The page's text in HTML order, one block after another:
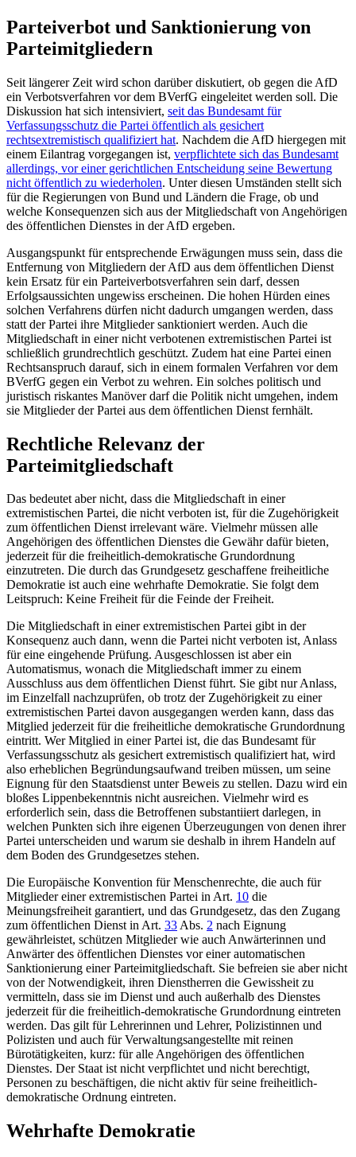
Parteiverbot und Sanktionierung von
Parteimitgliedern
Seit längerer Zeit wird schon darüber diskutiert, ob gegen die AfD
ein Verbotsverfahren vor dem BVerfG eingeleitet werden soll. Die
Diskussion hat sich intensiviert, seit das Bundesamt für
Verfassungsschutz die Partei öffentlich als gesichert
rechtsextremistisch qualifiziert hat. Nachdem die AfD hiergegen mit
einem Eilantrag vorgegangen ist, verpflichtete sich das Bundesamt
allerdings, vor einer gerichtlichen Entscheidung seine Bewertung
nicht öffentlich zu wiederholen. Unter diesen Umständen stellt sich
für die Regierungen von Bund und Ländern die Frage, ob und
welche Konsequenzen sich aus der Mitgliedschaft von Angehörigen
des öffentlichen Dienstes in der AfD ergeben.
Ausgangspunkt für entsprechende Erwägungen muss sein, dass die
Entfernung von Mitgliedern der AfD aus dem öffentlichen Dienst
kein Ersatz für ein Parteiverbotsverfahren sein darf, dessen
Erfolgsaussichten ungewiss erscheinen. Die hohen Hürden eines
solchen Verfahrens dürfen nicht dadurch umgangen werden, dass
statt der Partei ihre Mitglieder sanktioniert werden. Auch die
Mitgliedschaft in einer nicht verbotenen extremistischen Partei ist
schließlich grundrechtlich geschützt. Zudem hat eine Partei einen
Rechtsanspruch darauf, sich in einem formalen Verfahren vor dem
BVerfG gegen ein Verbot zu wehren. Ein solches politisch und
juristisch riskantes Manöver darf die Politik nicht umgehen, indem
sie Mitglieder der Partei aus dem öffentlichen Dienst fernhält.
Rechtliche Relevanz der
Parteimitgliedschaft
Das bedeutet aber nicht, dass die Mitgliedschaft in einer
extremistischen Partei, die nicht verboten ist, für die Zugehörigkeit
zum öffentlichen Dienst irrelevant wäre. Vielmehr müssen alle
Angehörigen des öffentlichen Dienstes die Gewähr dafür bieten,
jederzeit für die freiheitlich-demokratische Grundordnung
einzutreten. Die durch das Grundgesetz geschaffene freiheitliche
Demokratie ist auch eine wehrhafte Demokratie. Sie folgt dem
Leitspruch: Keine Freiheit für die Feinde der Freiheit.
Die Mitgliedschaft in einer extremistischen Partei gibt in der
Konsequenz auch dann, wenn die Partei nicht verboten ist, Anlass
für eine eingehende Prüfung. Ausgeschlossen ist aber ein
Automatismus, wonach die Mitgliedschaft immer zu einem
Ausschluss aus dem öffentlichen Dienst führt. Sie gibt nur Anlass,
im Einzelfall nachzuprüfen, ob trotz der Zugehörigkeit zu einer
extremistischen Partei davon ausgegangen werden kann, dass das
Mitglied jederzeit für die freiheitliche demokratische Grundordnung
eintritt. Wer Mitglied in einer Partei ist, die das Bundesamt für
Verfassungsschutz als gesichert extremistisch qualifiziert hat, wird
also erheblichen Begründungsaufwand treiben müssen, um seine
Eignung für den Staatsdienst unter Beweis zu stellen. Dazu wird ein
bloßes Lippenbekenntnis nicht ausreichen. Vielmehr wird es
erforderlich sein, dass die Betroffenen substantiiert darlegen, in
welchen Punkten sich ihre eigenen Überzeugungen von denen ihrer
Partei unterscheiden und warum sie deshalb in ihrem Handeln auf
dem Boden des Grundgesetzes stehen.
Die Europäische Konvention für Menschenrechte, die auch für
Mitglieder einer extremistischen Partei inArt. 10 die
Meinungsfreiheit garantiert, und das Grundgesetz, das den Zugang
zum öffentlichen Dienst inArt. 33Abs. 2 nach Eignung
gewährleistet, schützen Mitglieder wie auch Anwärterinnen und
Anwärter des öffentlichen Dienstes vor einer automatischen
Sanktionierung einer Parteimitgliedschaft. Sie befreien sie aber nicht
von der Notwendigkeit, ihren Dienstherren die Gewissheit zu
vermitteln, dass sie im Dienst und auch außerhalb des Dienstes
jederzeit für die freiheitlich-demokratische Grundordnung eintreten
werden. Das gilt für Lehrerinnen und Lehrer, Polizistinnen und
Polizisten und auch für Verwaltungsangestellte mit reinen
Bürotätigkeiten, kurz: für alle Angehörigen des öffentlichen
Dienstes. Der Staat ist nicht verpflichtet und nicht berechtigt,
Personen zu beschäftigen, die nicht aktiv für seine freiheitlich-
demokratische Ordnung eintreten.
Wehrhafte Demokratie